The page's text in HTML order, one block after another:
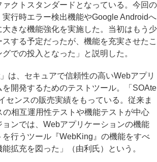
クトスタンダードとなっている。今回の
行時エラー検出機能やGoogle Androidへ
きな機能強化を実施した。当初はもう少
する予定だったが、機能を充実させたこ
での投入となった」と説明した。
は、セキュアで信頼性の高いWebアプリ
開発するためのテストツール。「SOAte
センスの販売実績をもっている。従来ま
の相互運用性テストや機能テストが中心
ンでは、Webアプリケーションの機能
行うツール『WebKing』の機能をすべ
拡充を図った」（由利氏）という。